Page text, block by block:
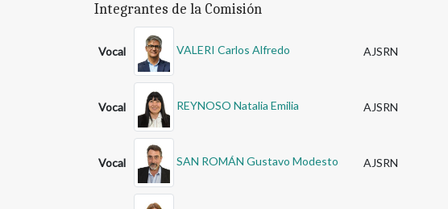
Integrantes de la Comisión
Vocal VALERI Carlos Alfredo AJSRN
Vocal REYNOSO Natalia Emilia AJSRN
Vocal SAN ROMÁN Gustavo Modesto AJSRN